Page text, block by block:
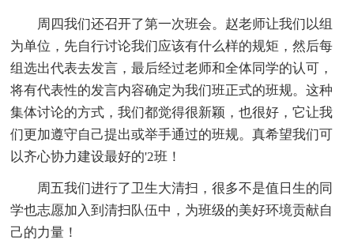
周四我们还召开了第一次班会。赵老师让我们以组
为单位，先自行讨论我们应该有什么样的规矩，然后每
组选出代表去发言，最后经过老师和全体同学的认可，
将有代表性的发言内容确定为我们班正式的班规。这种
集体讨论的方式，我们都觉得很新颖，也很好，它让我
们更加遵守自己提出或举手通过的班规。真希望我们可
以齐心协力建设最好的'2班！
周五我们进行了卫生大清扫，很多不是值日生的同
学也志愿加入到清扫队伍中，为班级的美好环境贡献自
己的力量！